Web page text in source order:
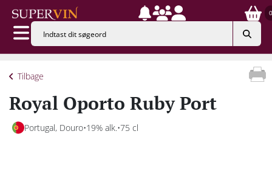
0
Tilbage
Royal Oporto Ruby Port
Portugal, Douro 19% alk. 75 cl